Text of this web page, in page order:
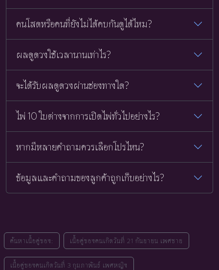
คนโสดหรือคนที่ยังไม่ได้คบกันดูได้ไหม?
ผลดูดวงใช้เวลานานเท่าไร?
จะได้รับผลดูดวงผ่านช่องทางใด?
ไพ่ 10 ใบต่างจากการเปิดไพ่ทั่วไปอย่างไร?
หากมีหลายคำถามควรเลือกโปรไหน?
ข้อมูลและคำถามของลูกค้าถูกเก็บอย่างไร?
ค้นหาเนื้อคู่ของ: เนื้อคู่ของคนเกิดวันที่ 21 กันยายน เพศชาย
เนื้อคู่ของคนเกิดวันที่ 3 กุมภาพันธ์ เพศหญิง